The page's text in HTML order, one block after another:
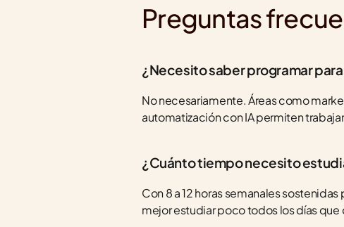
Preguntas
¿Necesito saber programar
No necesariamente. Áreas como
automatización con IA permiten
¿Cuánto tiempo necesito
Con 8 a 12 horas semanales
mejor estudiar poco todos los días